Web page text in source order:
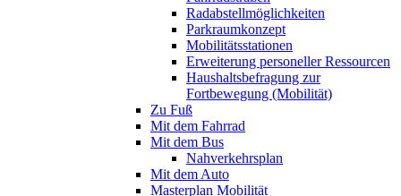
Radabstellmöglichkeiten
Parkraumkonzept
Mobilitätsstationen
Erweiterung personeller Ressourcen
Haushaltsbefragung zur
Fortbewegung (Mobilität)
Zu Fuß
Mit dem Fahrrad
Mit dem Bus
Nahverkehrsplan
Mit dem Auto
Masterplan Mobilität